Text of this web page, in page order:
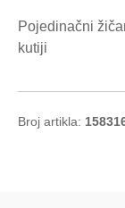
Pojedinačni
kutiji
Broj artikla: